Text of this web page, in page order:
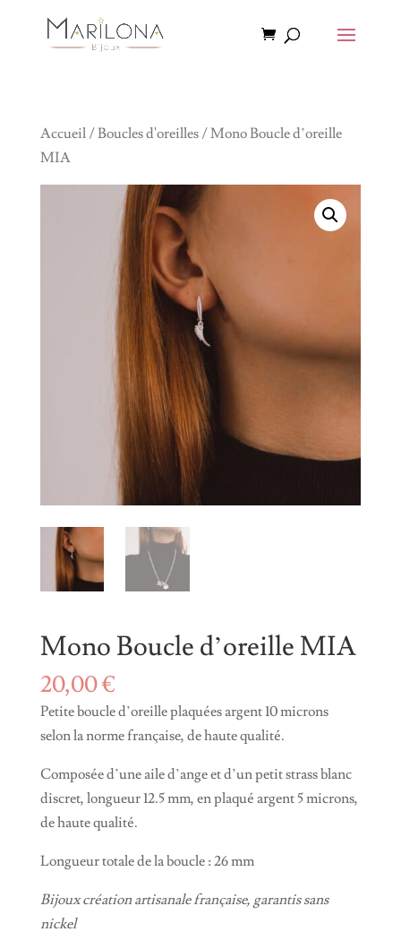
Accueil/Boucles d'oreilles/ Mono Boucle d’oreille
MIA
Mono Boucle d’oreille MIA
20,00€
Petite boucle d’oreille plaquées argent 10 microns
selon la norme française, de haute qualité.
Composée d’une aile d’ange et d’un petit strass blanc
discret, longueur 12.5 mm, en plaqué argent 5 microns,
de haute qualité.
Longueur totale de la boucle : 26 mm
Bijoux création artisanale française, garantis sans
nickel